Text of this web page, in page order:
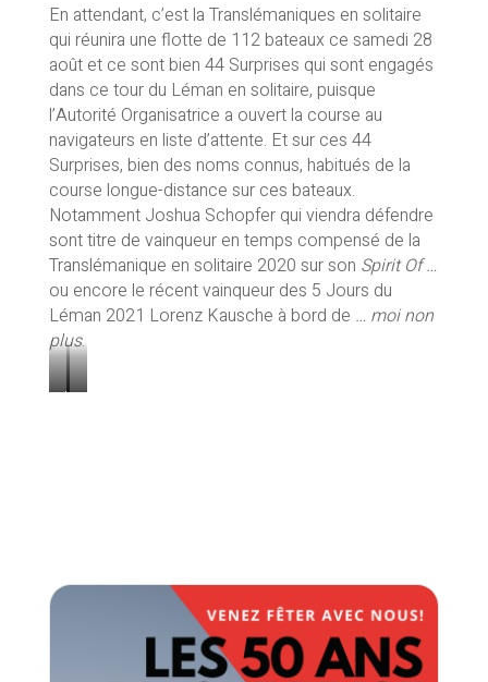
En attendant, c’est la Translémaniques en solitaire
qui réunira une flotte de 112 bateaux ce samedi 28
août et ce sont bien 44 Surprises qui sont engagés
dans ce tour du Léman en solitaire, puisque
l’Autorité Organisatrice a ouvert la course au
navigateurs en liste d’attente. Et sur ces 44
Surprises, bien des noms connus, habitués de la
course longue-distance sur ces bateaux.
Notamment Joshua Schopfer qui viendra défendre
sont titre de vainqueur en temps compensé de la
Translémanique en solitaire 2020 sur son Spirit Of …
ou encore le récent vainqueur des 5 Jours du
Léman 2021 Lorenz Kausche à bord de … moi non
plus.
Joshua
la
…